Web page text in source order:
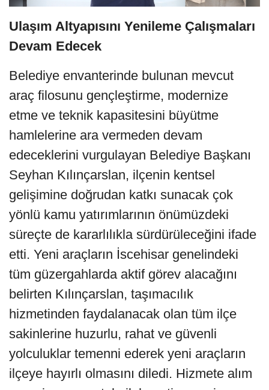
Ulaşım Altyapısını Yenileme Çalışmaları
Devam Edecek
Belediye envanterinde bulunan mevcut
araç filosunu gençleştirme, modernize
etme ve teknik kapasitesini büyütme
hamlelerine ara vermeden devam
edeceklerini vurgulayan Belediye Başkanı
Seyhan Kılınçarslan, ilçenin kentsel
gelişimine doğrudan katkı sunacak çok
yönlü kamu yatırımlarının önümüzdeki
süreçte de kararlılıkla sürdürüleceğini ifade
etti. Yeni araçların İscehisar genelindeki
tüm güzergahlarda aktif görev alacağını
belirten Kılınçarslan, taşımacılık
hizmetinden faydalanacak olan tüm ilçe
sakinlerine huzurlu, rahat ve güvenli
yolculuklar temenni ederek yeni araçların
ilçeye hayırlı olmasını diledi. Hizmete alım